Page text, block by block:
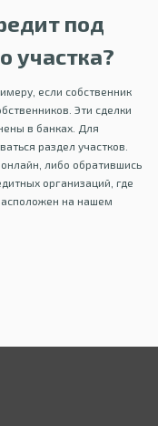
под
участка?
если собственник
Эти сделки
в банках. Для
раздел участков.
либо обратившись
организаций, где
на нашем